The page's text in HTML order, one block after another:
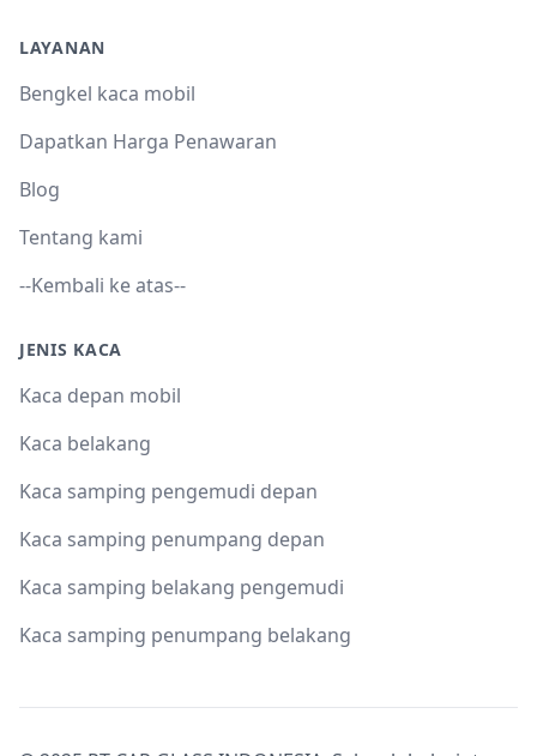
LAYANAN
Bengkel kaca mobil
Dapatkan Harga Penawaran
Blog
Tentang kami
--Kembali ke atas--
JENIS KACA
Kaca depan mobil
Kaca belakang
Kaca samping pengemudi depan
Kaca samping penumpang depan
Kaca samping belakang pengemudi
Kaca samping penumpang belakang